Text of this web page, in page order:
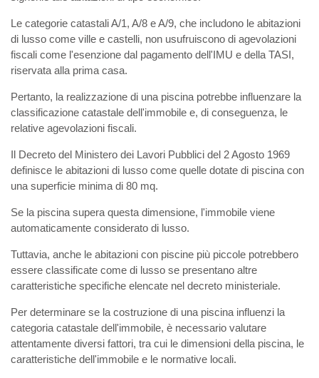
Le categorie catastali A/1, A/8 e A/9, che includono le abitazioni
di lusso come ville e castelli, non usufruiscono di agevolazioni
fiscali come l'esenzione dal pagamento dell'IMU e della TASI,
riservata alla prima casa.
Pertanto, la realizzazione di una piscina potrebbe influenzare la
classificazione catastale dell'immobile e, di conseguenza, le
relative agevolazioni fiscali.
Il Decreto del Ministero dei Lavori Pubblici del 2 Agosto 1969
definisce le abitazioni di lusso come quelle dotate di piscina con
una superficie minima di 80 mq.
Se la piscina supera questa dimensione, l'immobile viene
automaticamente considerato di lusso.
Tuttavia, anche le abitazioni con piscine più piccole potrebbero
essere classificate come di lusso se presentano altre
caratteristiche specifiche elencate nel decreto ministeriale.
Per determinare se la costruzione di una piscina influenzi la
categoria catastale dell'immobile, è necessario valutare
attentamente diversi fattori, tra cui le dimensioni della piscina, le
caratteristiche dell'immobile e le normative locali.